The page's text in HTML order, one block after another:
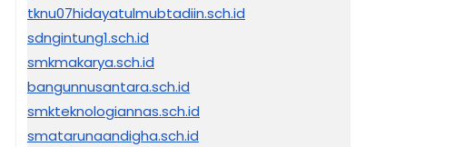
tknu07hidayatulmubtadiin.sch.id
sdngintung1.sch.id
smkmakarya.sch.id
bangunnusantara.sch.id
smkteknologiannas.sch.id
smatarunaandigha.sch.id